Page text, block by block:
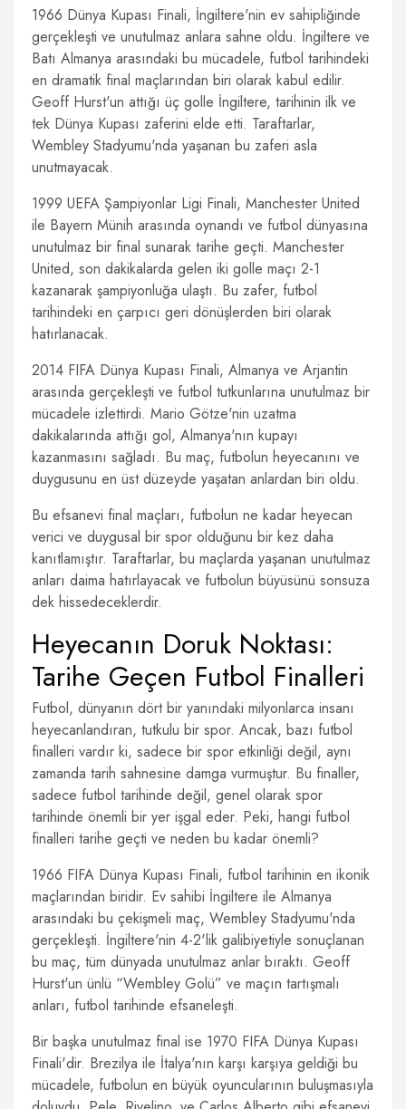
1966 Dünya Kupası Finali, İngiltere'nin ev sahipliğinde
gerçekleşti ve unutulmaz anlara sahne oldu. İngiltere ve
Batı Almanya arasındaki bu mücadele, futbol tarihindeki
en dramatik final maçlarından biri olarak kabul edilir.
Geoff Hurst'un attığı üç golle İngiltere, tarihinin ilk ve
tek Dünya Kupası zaferini elde etti. Taraftarlar,
Wembley Stadyumu'nda yaşanan bu zaferi asla
unutmayacak.
1999 UEFA Şampiyonlar Ligi Finali, Manchester United
ile Bayern Münih arasında oynandı ve futbol dünyasına
unutulmaz bir final sunarak tarihe geçti. Manchester
United, son dakikalarda gelen iki golle maçı 2-1
kazanarak şampiyonluğa ulaştı. Bu zafer, futbol
tarihindeki en çarpıcı geri dönüşlerden biri olarak
hatırlanacak.
2014 FIFA Dünya Kupası Finali, Almanya ve Arjantin
arasında gerçekleşti ve futbol tutkunlarına unutulmaz bir
mücadele izlettirdi. Mario Götze'nin uzatma
dakikalarında attığı gol, Almanya'nın kupayı
kazanmasını sağladı. Bu maç, futbolun heyecanını ve
duygusunu en üst düzeyde yaşatan anlardan biri oldu.
Bu efsanevi final maçları, futbolun ne kadar heyecan
verici ve duygusal bir spor olduğunu bir kez daha
kanıtlamıştır. Taraftarlar, bu maçlarda yaşanan unutulmaz
anları daima hatırlayacak ve futbolun büyüsünü sonsuza
dek hissedeceklerdir.
Heyecanın Doruk Noktası:
Tarihe Geçen Futbol Finalleri
Futbol, dünyanın dört bir yanındaki milyonlarca insanı
heyecanlandıran, tutkulu bir spor. Ancak, bazı futbol
finalleri vardır ki, sadece bir spor etkinliği değil, aynı
zamanda tarih sahnesine damga vurmuştur. Bu finaller,
sadece futbol tarihinde değil, genel olarak spor
tarihinde önemli bir yer işgal eder. Peki, hangi futbol
finalleri tarihe geçti ve neden bu kadar önemli?
1966 FIFA Dünya Kupası Finali, futbol tarihinin en ikonik
maçlarından biridir. Ev sahibi İngiltere ile Almanya
arasındaki bu çekişmeli maç, Wembley Stadyumu'nda
gerçekleşti. İngiltere'nin 4-2'lik galibiyetiyle sonuçlanan
bu maç, tüm dünyada unutulmaz anlar bıraktı. Geoff
Hurst'un ünlü “Wembley Golü” ve maçın tartışmalı
anları, futbol tarihinde efsaneleşti.
Bir başka unutulmaz final ise 1970 FIFA Dünya Kupası
Finali'dir. Brezilya ile İtalya'nın karşı karşıya geldiği bu
mücadele, futbolun en büyük oyuncularının buluşmasıyla